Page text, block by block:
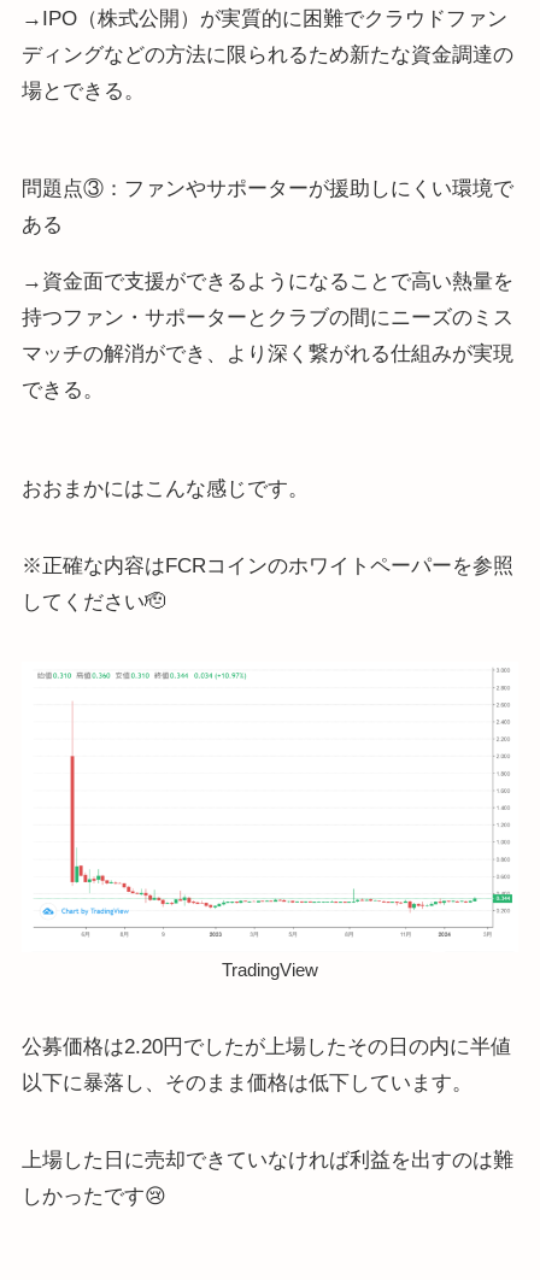
→IPO（株式公開）が実質的に困難でクラウドファン
ディングなどの方法に限られるため新たな資金調達の
場とできる。
問題点③：ファンやサポーターが援助しにくい環境で
ある
→資金面で支援ができるようになることで高い熱量を
持つファン・サポーターとクラブの間にニーズのミス
マッチの解消ができ、より深く繋がれる仕組みが実現
できる。
おおまかにはこんな感じです。
※正確な内容はFCRコインのホワイトペーパーを参照
してください🫡
TradingView
公募価格は2.20円でしたが上場したその日の内に半値
以下に暴落し、そのまま価格は低下しています。
上場した日に売却できていなければ利益を出すのは難
しかったです😢